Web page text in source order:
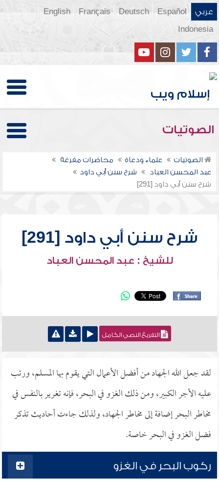
عربي Español
Deutsch
Français
English
Indonesia
الصوتيات
الصوتيات علماء ودعاة
محاضرات مفرغة
عبد المحسن العباد
شرح سنن أبي داود
شرح سنن أبي داود [291]
شرح سنن أبي داود [291]
للشيخ : عبد المحسن العباد
التفريغ النصي الكامل
لقد جعل الله الجهاد من أفضل الأعمال التي يقوم بها المسلم، ورتب
عليه الأجر الكبير، ومن ذلك الغزو في البحر، فإنه تغرير بالنفس في
مخاطر البحر إضافة إلى مخاطر الجهاد، ولذلك جاءت أحاديث تذكر
فضل الغزو في البحر خاصة.
ركوب البحر في الغزو